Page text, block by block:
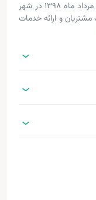
داروخانه دکتر زرگری (داروخانه اکسین) از اواخر مرداد ماه ۱۳۹۸ در شهر
و ارائه خدمات